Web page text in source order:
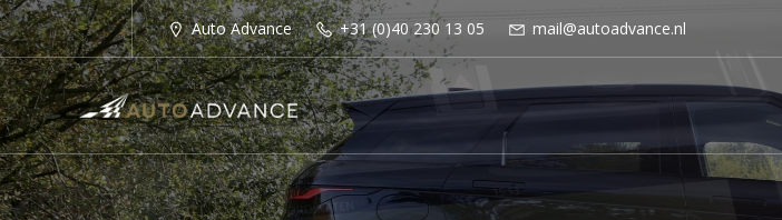
Auto Advance +31 (0)40 230 13 05 mail@autoadvance.nl